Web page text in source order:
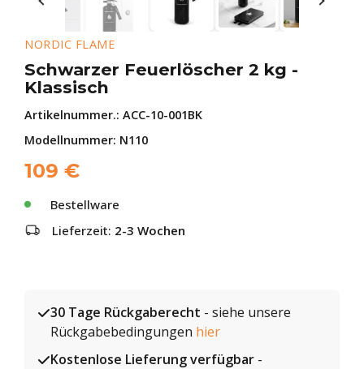
NORDIC FLAME
Schwarzer Feuerlöscher 2 kg -
Klassisch
Artikelnummer.: ACC-10-001BK
Modellnummer: N110
109 €
Bestellware
Lieferzeit: 2-3 Wochen
30 Tage Rückgaberecht - siehe unsere
Rückgabebedingungen hier
Kostenlose Lieferung verfügbar -